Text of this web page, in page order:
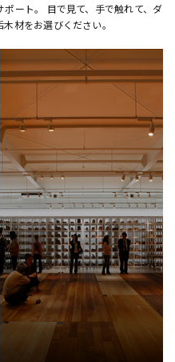
ート。 目で見て、手で触れて、ダ
材をお選びください。